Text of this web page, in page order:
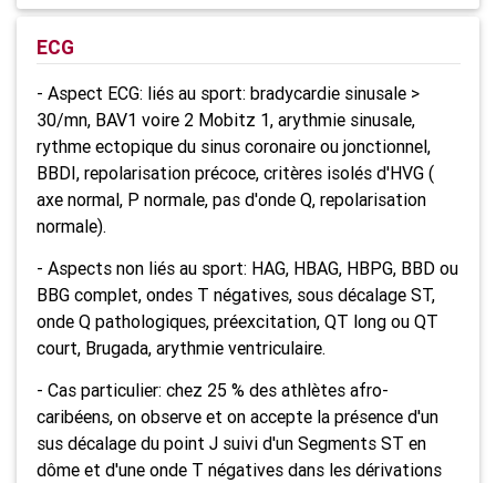
ECG
- Aspect ECG: liés au sport: bradycardie sinusale >
30/mn, BAV1 voire 2 Mobitz 1, arythmie sinusale,
rythme ectopique du sinus coronaire ou jonctionnel,
BBDI, repolarisation précoce, critères isolés d'HVG (
axe normal, P normale, pas d'onde Q, repolarisation
normale).
- Aspects non liés au sport: HAG, HBAG, HBPG, BBD ou
BBG complet, ondes T négatives, sous décalage ST,
onde Q pathologiques, préexcitation, QT long ou QT
court, Brugada, arythmie ventriculaire.
- Cas particulier: chez 25 % des athlètes afro-
caribéens, on observe et on accepte la présence d'un
sus décalage du point J suivi d'un Segments ST en
dôme et d'une onde T négatives dans les dérivations